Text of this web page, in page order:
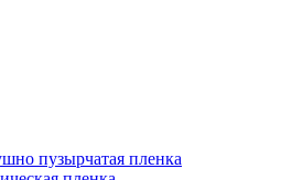
пузырчатая пленка